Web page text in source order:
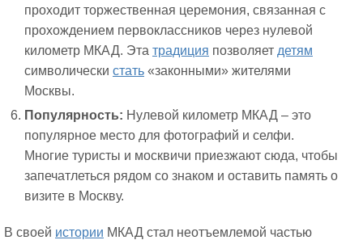
проходит торжественная церемония, связанная с
прохождением первоклассников через нулевой
километр МКАД. Эта традиция позволяет детям
символически стать «законными» жителями
Москвы.
Популярность: Нулевой километр МКАД – это
популярное место для фотографий и селфи.
Многие туристы и москвичи приезжают сюда, чтобы
запечатлеться рядом со знаком и оставить память о
визите в Москву.
В своей истории МКАД стал неотъемлемой частью